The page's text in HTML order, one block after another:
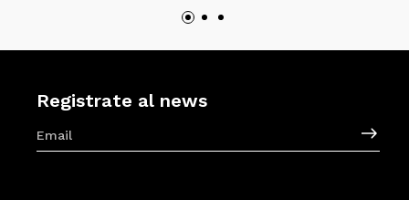
Registrate al news